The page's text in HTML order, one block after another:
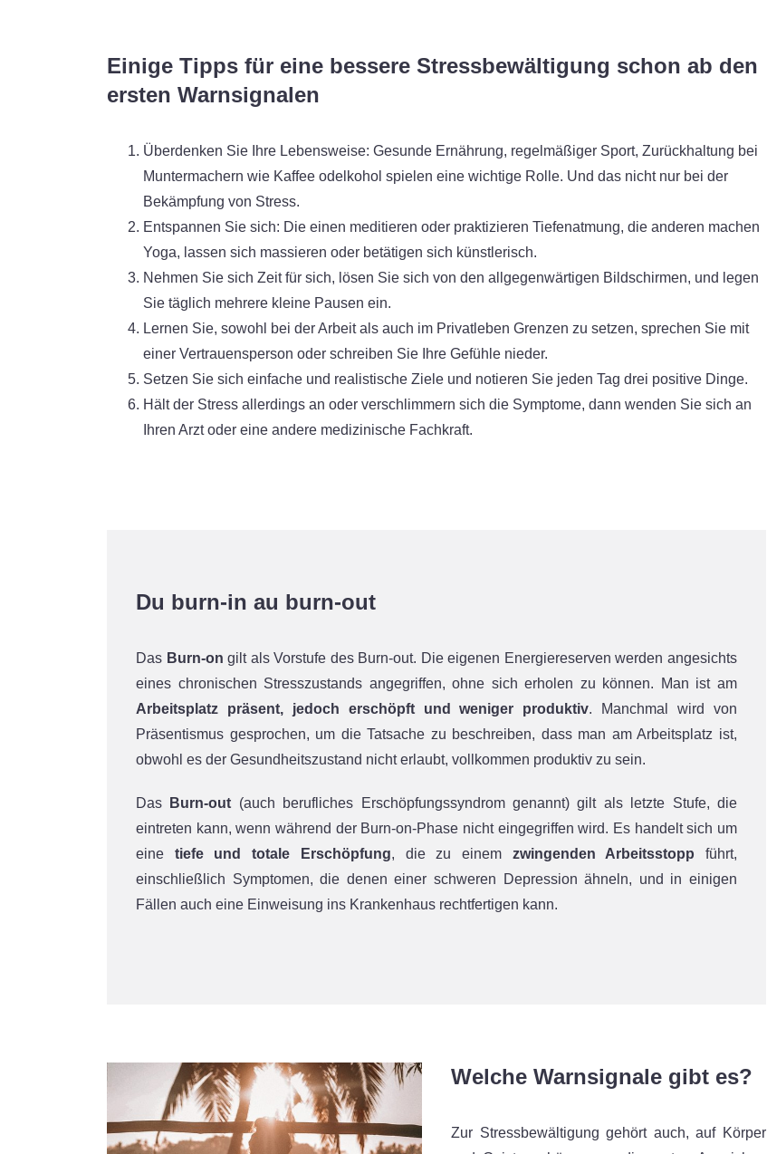
Einige Tipps für eine bessere Stressbewältigung schon ab den
ersten Warnsignalen
Überdenken Sie Ihre Lebensweise: Gesunde Ernährung, regelmäßiger Sport, Zurückhaltung bei
Muntermachern wie Kaffee odelkohol spielen eine wichtige Rolle. Und das nicht nur bei der
Bekämpfung von Stress.
Entspannen Sie sich: Die einen meditieren oder praktizieren Tiefenatmung, die anderen machen
Yoga, lassen sich massieren oder betätigen sich künstlerisch.
Nehmen Sie sich Zeit für sich, lösen Sie sich von den allgegenwärtigen Bildschirmen, und legen
Sie täglich mehrere kleine Pausen ein.
Lernen Sie, sowohl bei der Arbeit als auch im Privatleben Grenzen zu setzen, sprechen Sie mit
einer Vertrauensperson oder schreiben Sie Ihre Gefühle nieder.
Setzen Sie sich einfache und realistische Ziele und notieren Sie jeden Tag drei positive Dinge.
Hält der Stress allerdings an oder verschlimmern sich die Symptome, dann wenden Sie sich an
Ihren Arzt oder eine andere medizinische Fachkraft.
Du burn-in au burn-out
Das Burn-ongilt als Vorstufe des Burn-out. Die eigenen Energiereserven werden angesichts
eines chronischen Stresszustands angegriffen, ohne sich erholen zu können. Man ist am
Arbeitsplatz präsent, jedoch erschöpft und weniger produktiv. Manchmal wird von
Präsentismus gesprochen, um die Tatsache zu beschreiben, dass man am Arbeitsplatz ist,
obwohl es der Gesundheitszustand nicht erlaubt, vollkommen produktiv zu sein.
Das Burn-out (auch berufliches Erschöpfungssyndrom genannt) gilt als letzte Stufe, die
eintreten kann, wenn während der Burn-on-Phase nicht eingegriffen wird. Es handelt sich um
eine tiefe und totale Erschöpfung, die zu einem zwingenden Arbeitsstoppführt,
einschließlich Symptomen, die denen einer schweren Depression ähneln, und in einigen
Fällen auch eine Einweisung ins Krankenhaus rechtfertigen kann.
Welche Warnsignale gibt es?
Zur Stressbewältigung gehört auch, auf Körper